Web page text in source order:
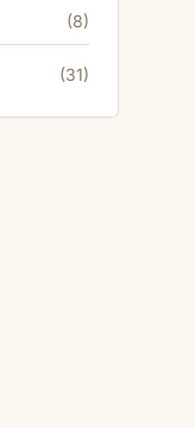
(8)
(31)